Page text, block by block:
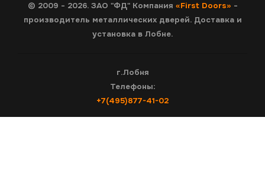
© 2009 - 2026. ЗАО "ФД" Компания «First Doors» -
производитель металлических дверей. Доставка и
установка в Лобне.
г.Лобня
Телефоны:
+7(495)877-41-02